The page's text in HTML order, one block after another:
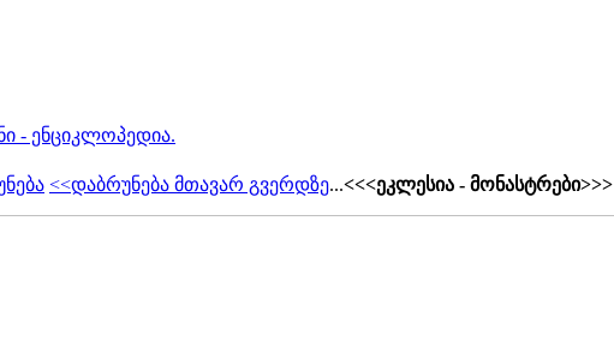
- ენციკლოპედია.
<<დაბრუნება მთავარ გვერდზე...<<<ეკლესია - მონასტრები>>>